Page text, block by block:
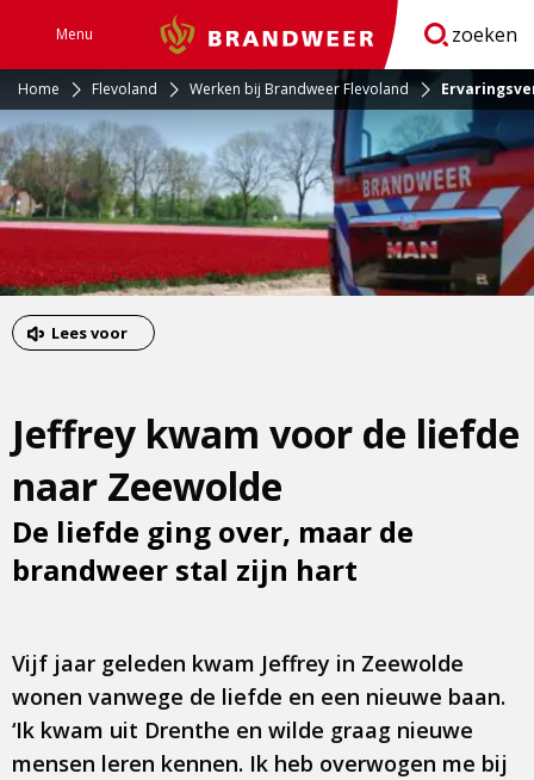
Menu Brandweer zoeken
Home Flevoland Werken bij Brandweer Flevoland
Lees voor
Jeffrey kwam voor de liefde
naar Zeewolde
De liefde ging over, maar de
brandweer stal zijn hart
Vijf jaar geleden kwam Jeffrey in Zeewolde
wonen vanwege de liefde en een nieuwe baan.
‘Ik kwam uit Drenthe en wilde graag nieuwe
mensen leren kennen. Ik heb overwogen me bij